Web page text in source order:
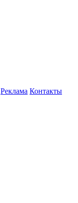
Реклама Контакты